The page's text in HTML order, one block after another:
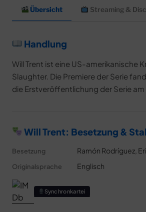
Übersicht Streaming & Disc
Handlung
Will Trent ist eine US-amerikanische
Slaughter. Die Premiere der Serie
die Erstveröffentlichung der Serie am
Will Trent: Besetzung &
Besetzung Ramón Rodríguez,
Originalsprache Englisch
Synchronkartei